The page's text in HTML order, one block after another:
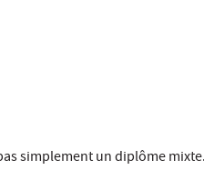
simplement un diplôme mixte.